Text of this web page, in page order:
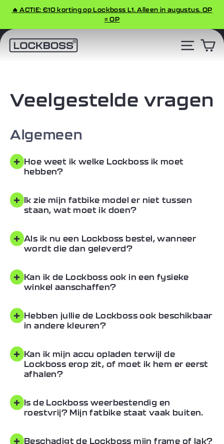
inhoud
Diavoorstelling
🔥 ACTIE: €10 korting op Lockboss L1. Alleen in augustus. OP
= OP
Site
Veelgestelde vragen
Algemeen
+ Hoe weet ik welke Lockboss ik moet
hebben?
+ Ik zie mijn fatbike model er niet tussen
staan, wat moet ik doen?
+ Als ik nu een Lockboss bestel, wanneer
wordt die dan geleverd?
+ Kan ik de Lockboss ook in een fysieke
winkel aanschaffen?
+ Hebben jullie de Lockboss ook beschikbaar
in andere kleuren?
+ Kan ik mijn accu opladen terwijl de
Lockboss erop zit, of moet ik hem er eerst
afhalen?
+ Is de Lockboss weerbestendig en
roestvrij? Mijn fatbike staat vaak buiten.
+ Beschadigt de Lockboss mijn frame of lak?